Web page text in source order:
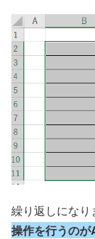
繰り返しになり
操作を行うの